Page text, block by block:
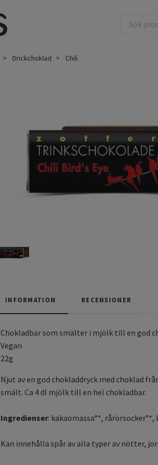
Drickchoklad Chili
INFORMATION RECENSIONER
Chokladbar som smälter i mjölk till en god
Vegan
22g
Njut av en god chokladdryck med choklad
smält. Ca 4 dl mjölk till en hel chokladbar.
Ingredienser: kakaomassa°*,
Kan innehålla spår av alla typer av nötter,